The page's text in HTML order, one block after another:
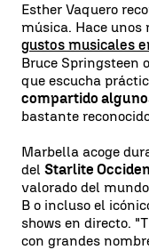
Esther Vaquero
música. Hace unos
gustos musicales
Bruce Springsteen
que escucha
compartido
bastante
Marbella acoge
del Starlite
valorado del
B o incluso el
shows en directo.
con grandes